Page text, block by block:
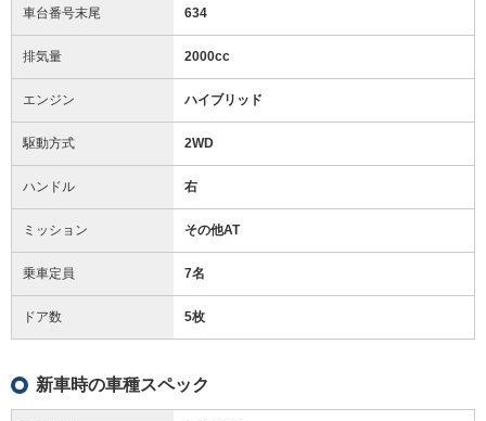
車台番号末尾 634
排気量 2000cc
エンジン ハイブリッド
駆動方式 2WD
ハンドル 右
ミッション その他AT
乗車定員 7名
ドア数 5枚
新車時の車種スペック